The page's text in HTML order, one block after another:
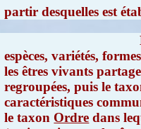
partir desquelles est
espèces, variétés,
les êtres vivants
regroupées, puis le
caractéristiques
le taxon Ordre dans